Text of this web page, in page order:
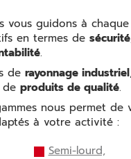
vous guidons à
en termes de sécurité
.
de rayonnage industriel
de produits de qualité.
nous permet de
à votre activité :
Semi-lourd,